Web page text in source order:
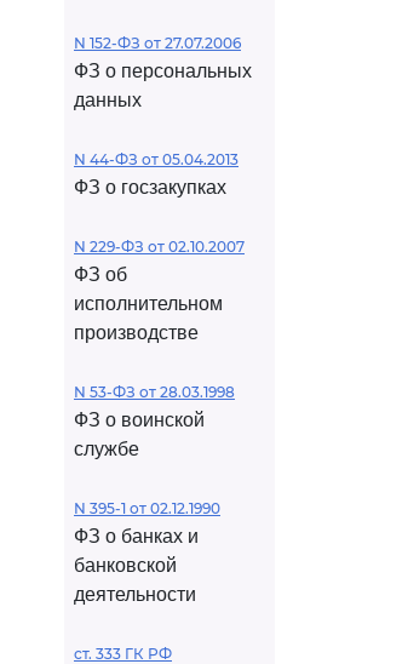
N 152-ФЗ от 27.07.2006
ФЗ о персональных
данных
N 44-ФЗ от 05.04.2013
ФЗ о госзакупках
N 229-ФЗ от 02.10.2007
ФЗ об
исполнительном
производстве
N 53-ФЗ от 28.03.1998
ФЗ о воинской
службе
N 395-1 от 02.12.1990
ФЗ о банках и
банковской
деятельности
ст. 333 ГК РФ